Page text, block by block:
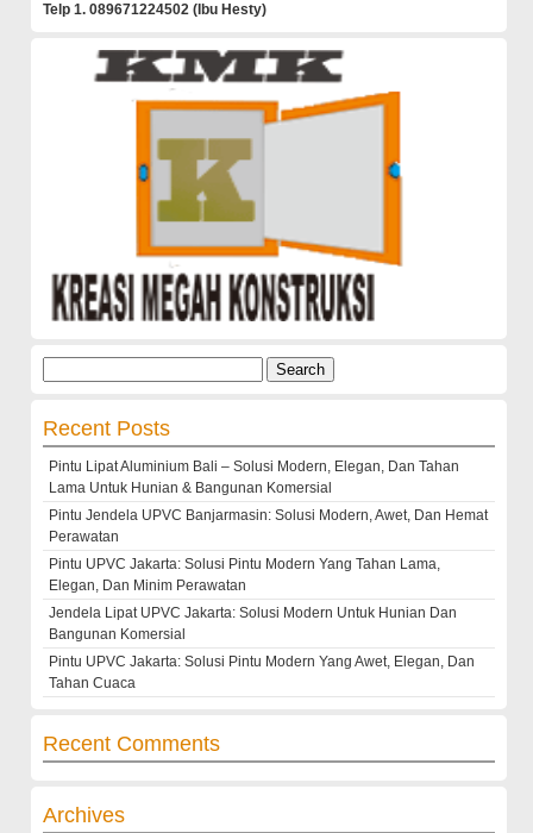
Telp 1. 089671224502 (Ibu Hesty)
Recent Posts
Pintu Lipat Aluminium Bali – Solusi Modern, Elegan, Dan Tahan
Lama Untuk Hunian & Bangunan Komersial
Pintu Jendela UPVC Banjarmasin: Solusi Modern, Awet, Dan Hemat
Perawatan
Pintu UPVC Jakarta: Solusi Pintu Modern Yang Tahan Lama,
Elegan, Dan Minim Perawatan
Jendela Lipat UPVC Jakarta: Solusi Modern Untuk Hunian Dan
Bangunan Komersial
Pintu UPVC Jakarta: Solusi Pintu Modern Yang Awet, Elegan, Dan
Tahan Cuaca
Recent Comments
Archives